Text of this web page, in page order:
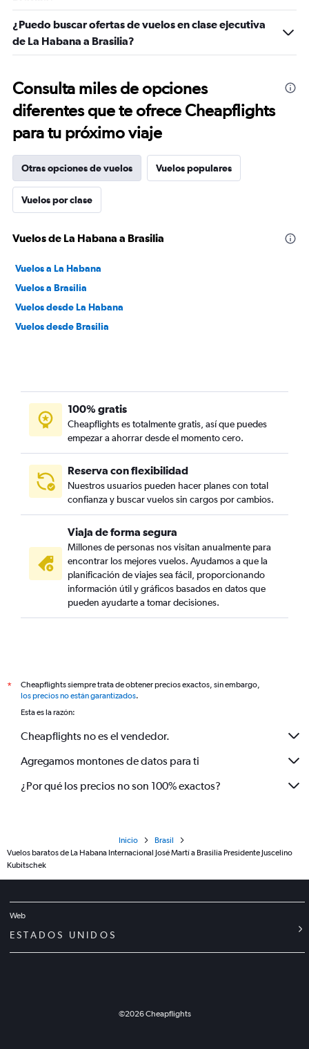
¿Puedo buscar ofertas de vuelos en clase ejecutiva
de La Habana a Brasilia?
Consulta miles de opciones
diferentes que te ofrece Cheapflights
para tu próximo viaje
Otras opciones de vuelos Vuelos populares
Vuelos por clase
Vuelos de La Habana a Brasilia
Vuelos a La Habana
Vuelos a Brasilia
Vuelos desde La Habana
Vuelos desde Brasilia
100% gratis
Cheapflights es totalmente gratis, así que puedes
empezar a ahorrar desde el momento cero.
Reserva con flexibilidad
Nuestros usuarios pueden hacer planes con total
confianza y buscar vuelos sin cargos por cambios.
Viaja de forma segura
Millones de personas nos visitan anualmente para
encontrar los mejores vuelos. Ayudamos a que la
planificación de viajes sea fácil, proporcionando
información útil y gráficos basados en datos que
pueden ayudarte a tomar decisiones.
*
Cheapflights siempre trata de obtener precios exactos, sin embargo,
los precios no están garantizados.
Esta es la razón:
Cheapflights no es el vendedor.
Agregamos montones de datos para ti
¿Por qué los precios no son 100% exactos?
Inicio
Brasil
Vuelos baratos de La Habana Internacional José Martí a Brasilia Presidente Juscelino
Kubitschek
Web
ESTADOS UNIDOS
©2026Cheapflights